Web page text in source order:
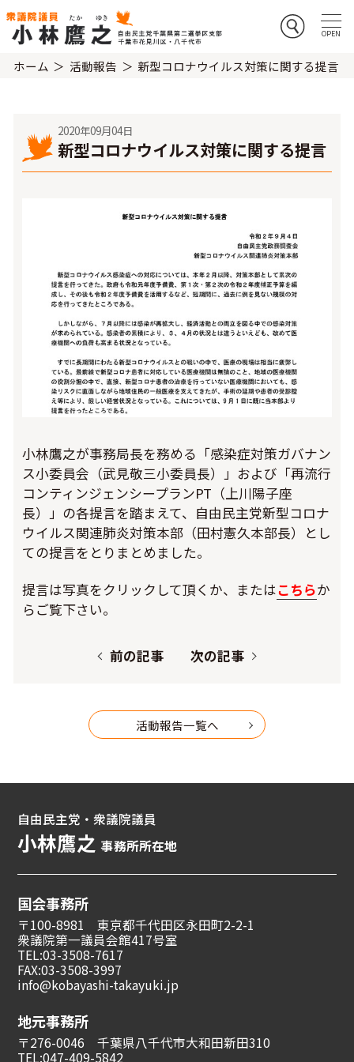
ホーム 活動報告 新型コロナウイルス対策に関する提言
2020年09月04日
新型コロナウイルス対策に関する提言
小林鷹之が事務局長を務める「感染症対策ガバナン
ス小委員会（武見敬三小委員長）」および「再流行
コンティンジェンシープランPT（上川陽子座
長）」の各提言を踏まえて、自由民主党新型コロナ
ウイルス関連肺炎対策本部（田村憲久本部長）とし
ての提言をとりまとめました。
提言は写真をクリックして頂くか、またはこちらか
らご覧下さい。
前の記事 次の記事
活動報告一覧へ
自由民主党・衆議院議員
小林鷹之事務所所在地
国会事務所
〒100-8981 東京都千代田区永田町2-2-1
衆議院第一議員会館417号室
TEL:03-3508-7617
FAX:03-3508-3997
info@kobayashi-takayuki.jp
地元事務所
〒276-0046 千葉県八千代市大和田新田310
TEL:047-409-5842